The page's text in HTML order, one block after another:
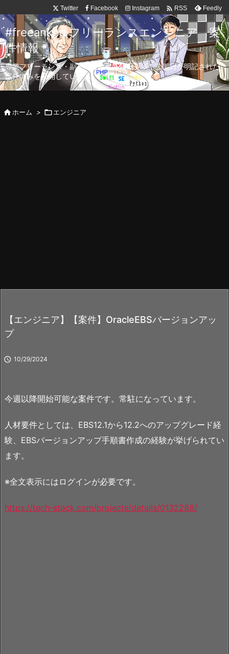
Twitter Facebook Instagram  RSS Feedly
#freeanken フリーランスエンジニア 案
件情報
専業フリーランス・副業向け案件を毎日更新！公開日が明記された
案件のみを公開しています。
ホーム > エンジニア
【エンジニア】【案件】OracleEBSバージョンアッ
プ
 10/29/2024
今週以降開始可能な案件です。常駐になっています。
人材要件としては、EBS12.1から12.2へのアップグレード経
験、EBSバージョンアップ手順書作成の経験が挙げられてい
ます。
※全文表示にはログインが必要です。
https://tech-stock.com/projects/details/0132288/